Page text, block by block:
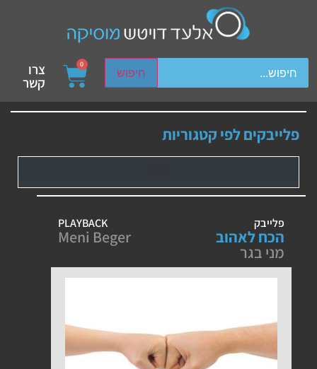
חיפוש
device users, explore by touch or with swipe gestures.
0 צרו
קשר
פלייבקים לפי קטגוריות
פלייבק
הכח לאהוב
מני בגר
PLAYBACK
Meni Beger